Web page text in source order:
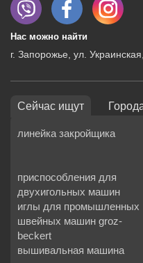
Нас можно найти
г. Запорожье, ул.
Сейчас ищут
линейка закройщика
приспособления для
двухигольных машин
иглы для промышленных
швейных машин groz-
beckert
вышивальная машина